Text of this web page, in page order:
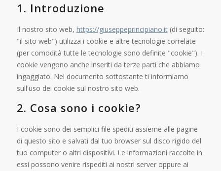
1. Introduzione
Il nostro sito web, https://giuseppeprincipiano.it(di seguito:
"il sito web") utilizza i cookie e altre tecnologie correlate
(per comodità tutte le tecnologie sono definite "cookie"). I
cookie vengono anche inseriti da terze parti che abbiamo
ingaggiato. Nel documento sottostante ti informiamo
sull'uso dei cookie sul nostro sito web.
2. Cosa sono i cookie?
I cookie sono dei semplici file spediti assieme alle pagine
di questo sito e salvati dal tuo browser sul disco rigido del
tuo computer o altri dispositivi. Le informazioni raccolte in
essi possono venire rispediti ai nostri server oppure ai